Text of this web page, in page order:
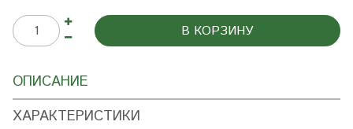
В КОРЗИНУ
ОПИСАНИЕ
ХАРАКТЕРИСТИКИ